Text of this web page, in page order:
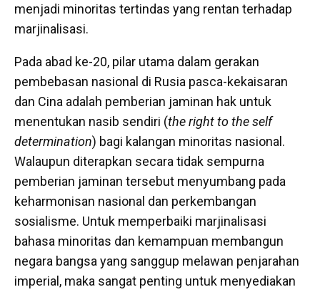
menjadi minoritas tertindas yang rentan terhadap
marjinalisasi.
Pada abad ke-20, pilar utama dalam gerakan
pembebasan nasional di Rusia pasca-kekaisaran
dan Cina adalah pemberian jaminan hak untuk
menentukan nasib sendiri (the right to the self
determination) bagi kalangan minoritas nasional.
Walaupun diterapkan secara tidak sempurna
pemberian jaminan tersebut menyumbang pada
keharmonisan nasional dan perkembangan
sosialisme. Untuk memperbaiki marjinalisasi
bahasa minoritas dan kemampuan membangun
negara bangsa yang sanggup melawan penjarahan
imperial, maka sangat penting untuk menyediakan